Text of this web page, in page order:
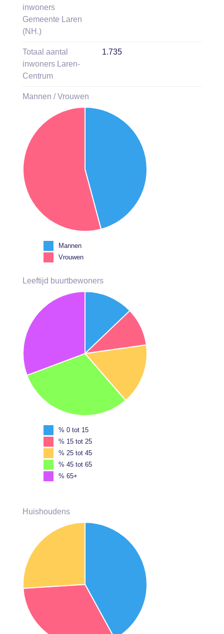
inwoners
Gemeente Laren
(NH.)
Totaal aantal
inwoners Laren-
Centrum
1.735
Mannen / Vrouwen
Mannen
Vrouwen
Leeftijd buurtbewoners
% 0 tot 15
% 15 tot 25
% 25 tot 45
% 45 tot 65
% 65+
Huishoudens